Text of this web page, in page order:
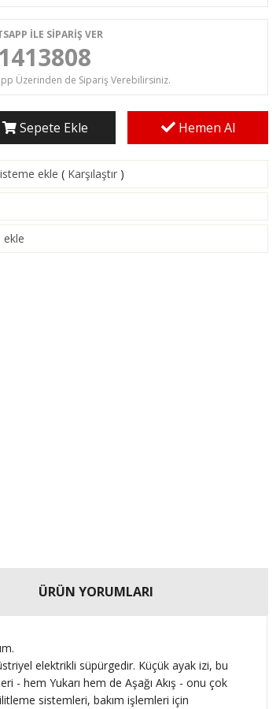
İLE SİPARİŞ VER
Üzerinden de Sipariş Verebilirsiniz.
Sepete Ekle Hemen Al
ekle ( Karşılaştır )
ekle
ÜRÜN YORUMLARI
elektrikli süpürgedir. Küçük ayak izi, bu
- hem Yukarı hem de Aşağı Akış - onu çok
sistemleri, bakım işlemleri için